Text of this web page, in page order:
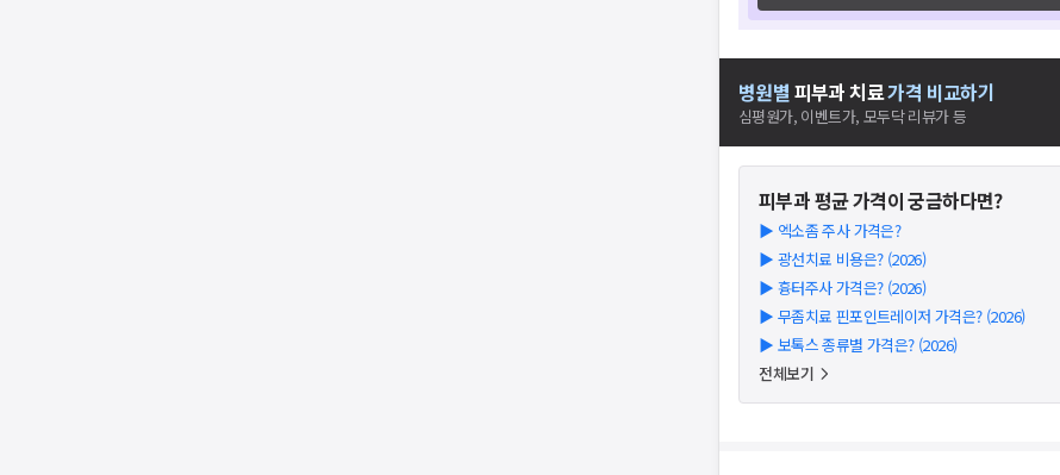
병원별 피부과치료가격 비교하기
심평원가, 이벤트가, 모두닥 리뷰가 등
피부과평균 가격이 궁금하다면?
▶ 엑소좀 주사 가격은?
▶ 광선치료 비용은? (2026)
▶ 흉터주사 가격은? (2026)
▶ 무좀치료 핀포인트레이저 가격은? (2026)
▶ 보톡스 종류별 가격은? (2026)
전체보기